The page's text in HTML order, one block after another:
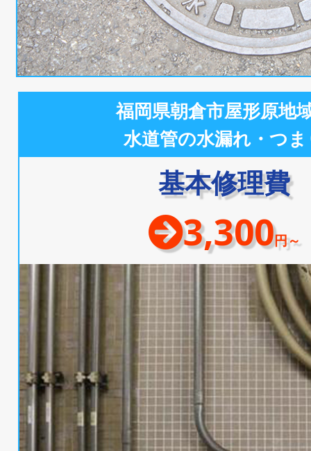
福岡県朝倉市屋形原地
水道管の水漏れ・つ
基本修理費
3,300円～